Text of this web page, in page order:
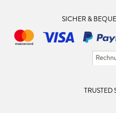
SICHER &
TRUSTED